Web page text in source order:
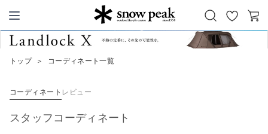
Snow Peak
お
気
カ
トップ ＞ コーディネート一覧
コーディネート レビュー
スタッフコーディネート